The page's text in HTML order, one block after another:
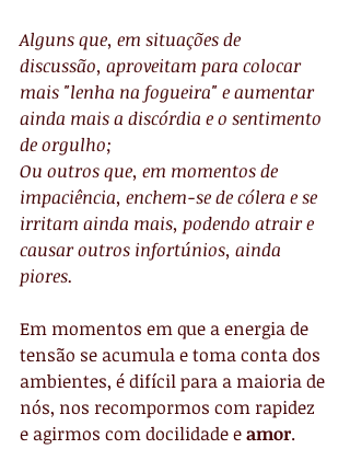
Alguns que, em situações de
discussão, aproveitam para colocar
mais "lenha na fogueira" e aumentar
ainda mais a discórdia e o sentimento
de orgulho;
Ou outros que, em momentos de
impaciência, enchem-se de cólera e se
irritam ainda mais, podendo atrair e
causar outros infortúnios, ainda
piores.
Em momentos em que a energia de
tensão se acumula e toma conta dos
ambientes, é difícil para a maioria de
nós, nos recompormos com rapidez
e agirmos com docilidade e amor.